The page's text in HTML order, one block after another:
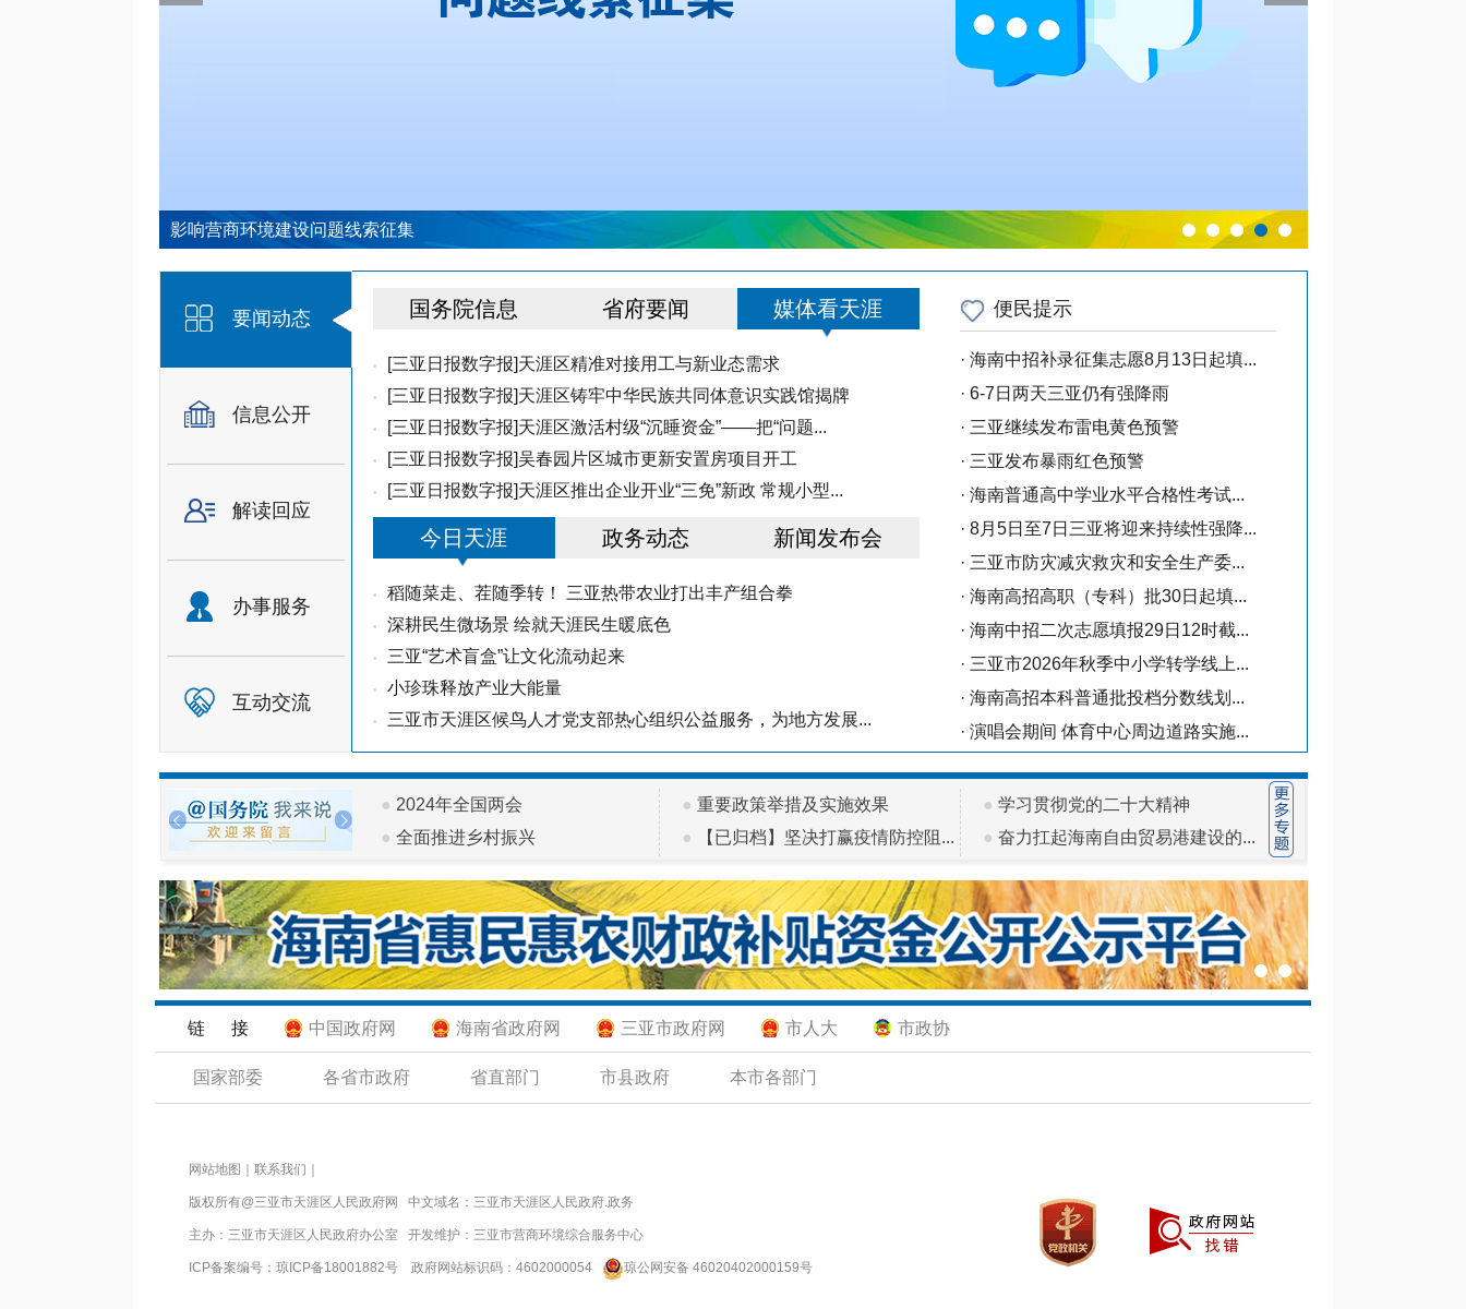
影响营商环境建设问题线索征集
要闻动态
信息公开
解读回应
办事服务
互动交流
国务院信息 省府要闻 媒体看天涯
• [三亚日报数字报]天涯区精准对接用工与新业态需求
• [三亚日报数字报]天涯区铸牢中华民族共同体意识实践馆揭牌
• [三亚日报数字报]天涯区激活村级“沉睡资金”——把“问题...
• [三亚日报数字报]吴春园片区城市更新安置房项目开工
• [三亚日报数字报]天涯区推出企业开业“三免”新政 常规小型...
今日天涯 政务动态 新闻发布会
• 稻随菜走、茬随季转！ 三亚热带农业打出丰产组合拳
• 深耕民生微场景 绘就天涯民生暖底色
• 三亚“艺术盲盒”让文化流动起来
• 小珍珠释放产业大能量
• 三亚市天涯区候鸟人才党支部热心组织公益服务，为地方发展...
便民提示
· 海南中招补录征集志愿8月13日起填...
· 6-7日两天三亚仍有强降雨
· 三亚继续发布雷电黄色预警
· 三亚发布暴雨红色预警
· 海南普通高中学业水平合格性考试...
· 8月5日至7日三亚将迎来持续性强降...
· 三亚市防灾减灾救灾和安全生产委...
· 海南高招高职（专科）批30日起填...
· 海南中招二次志愿填报29日12时截...
· 三亚市2026年秋季中小学转学线上...
· 海南高招本科普通批投档分数线划...
· 演唱会期间 体育中心周边道路实施...
● 2024年全国两会
● 全面推进乡村振兴
● 重要政策举措及实施效果
●
【已归档】坚决打赢疫情防控阻...
● 学习贯彻党的二十大精神
● 奋力扛起海南自由贸易港建设的...
链 接 中国政府网 海南省政府网 三亚市政府网 市人大 市政协
国家部委 各省市政府 省直部门 市县政府 本市各部门
网站地图 联系我们
版权所有@三亚市天涯区人民政府网 中文域名： 三亚市天涯区人民政府.政务
主办：三亚市天涯区人民政府办公室 开发维护：三亚市营商环境综合服务中心
ICP备案编号： 琼ICP备18001882号 政府网站标识码： 4602000054 琼公网安备 46020402000159号